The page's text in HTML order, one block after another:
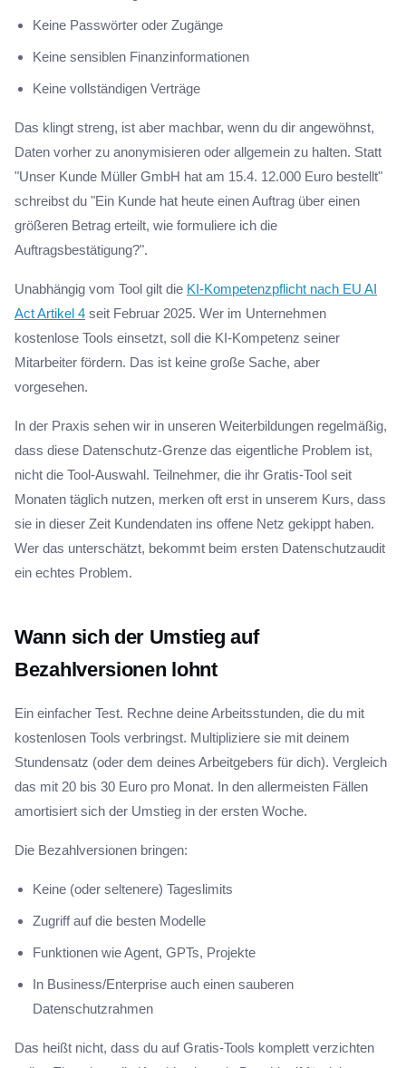
Keine Passwörter oder Zugänge
Keine sensiblen Finanzinformationen
Keine vollständigen Verträge
Das klingt streng, ist aber machbar, wenn du dir angewöhnst,
Daten vorher zu anonymisieren oder allgemein zu halten. Statt
"Unser Kunde Müller GmbH hat am 15.4. 12.000 Euro bestellt"
schreibst du "Ein Kunde hat heute einen Auftrag über einen
größeren Betrag erteilt, wie formuliere ich die
Auftragsbestätigung?".
Unabhängig vom Tool gilt die KI-Kompetenzpflicht nach EU AI
Act Artikel 4 seit Februar 2025. Wer im Unternehmen
kostenlose Tools einsetzt, soll die KI-Kompetenz seiner
Mitarbeiter fördern. Das ist keine große Sache, aber
vorgesehen.
In der Praxis sehen wir in unseren Weiterbildungen regelmäßig,
dass diese Datenschutz-Grenze das eigentliche Problem ist,
nicht die Tool-Auswahl. Teilnehmer, die ihr Gratis-Tool seit
Monaten täglich nutzen, merken oft erst in unserem Kurs, dass
sie in dieser Zeit Kundendaten ins offene Netz gekippt haben.
Wer das unterschätzt, bekommt beim ersten Datenschutzaudit
ein echtes Problem.
Wann sich der Umstieg auf
Bezahlversionen lohnt
Ein einfacher Test. Rechne deine Arbeitsstunden, die du mit
kostenlosen Tools verbringst. Multipliziere sie mit deinem
Stundensatz (oder dem deines Arbeitgebers für dich). Vergleich
das mit 20 bis 30 Euro pro Monat. In den allermeisten Fällen
amortisiert sich der Umstieg in der ersten Woche.
Die Bezahlversionen bringen:
Keine (oder seltenere) Tageslimits
Zugriff auf die besten Modelle
Funktionen wie Agent, GPTs, Projekte
In Business/Enterprise auch einen sauberen
Datenschutzrahmen
Das heißt nicht, dass du auf Gratis-Tools komplett verzichten